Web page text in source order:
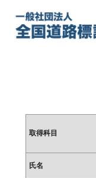
取得科目
氏名